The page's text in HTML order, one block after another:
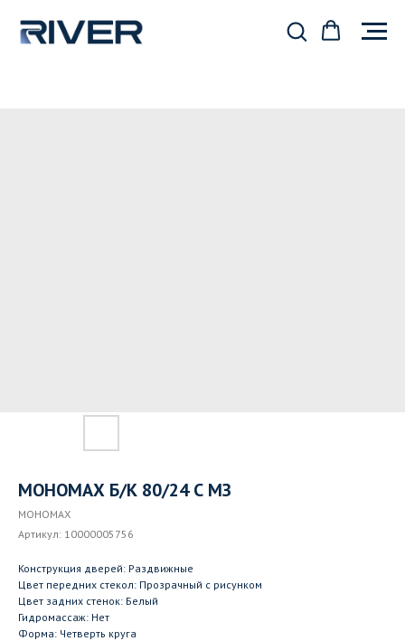
МОНОМАХ Б/К 80/24 С МЗ
МОНОМАХ
Артикул: 10000005756
Конструкция дверей: Раздвижные
Цвет передних стекол: Прозрачный с рисунком
Цвет задних стенок: Белый
Гидромассаж: Нет
Форма: Четверть круга